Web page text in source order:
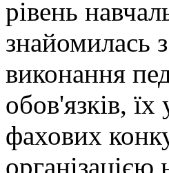
рівень
знайомилась
виконання
обов'язків,
фахових